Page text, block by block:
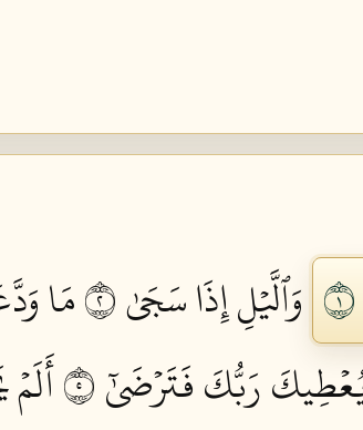
وَٱلَّيۡلِ إِذَا سَجَىٰ ٢ مَا
رَبُّكَ فَتَرۡضَىٰٓ ٥